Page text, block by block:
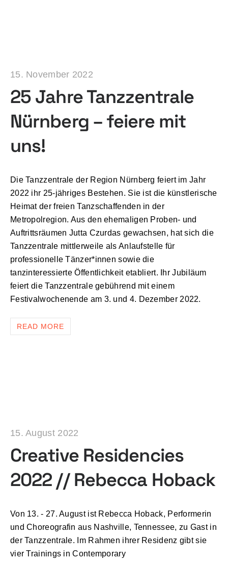
15. November 2022
25 Jahre Tanzzentrale
Nürnberg – feiere mit
uns!
Die Tanzzentrale der Region Nürnberg feiert im Jahr
2022 ihr 25-jähriges Bestehen. Sie ist die künstlerische
Heimat der freien Tanzschaffenden in der
Metropolregion. Aus den ehemaligen Proben- und
Auftrittsräumen Jutta Czurdas gewachsen, hat sich die
Tanzzentrale mittlerweile als Anlaufstelle für
professionelle Tänzer*innen sowie die
tanzinteressierte Öffentlichkeit etabliert. Ihr Jubiläum
feiert die Tanzzentrale gebührend mit einem
Festivalwochenende am 3. und 4. Dezember 2022.
READ MORE
15. August 2022
Creative Residencies
2022 // Rebecca Hoback
Von 13. - 27. August ist Rebecca Hoback, Performerin
und Choreografin aus Nashville, Tennessee, zu Gast in
der Tanzzentrale. Im Rahmen ihrer Residenz gibt sie
vier Trainings in Contemporary